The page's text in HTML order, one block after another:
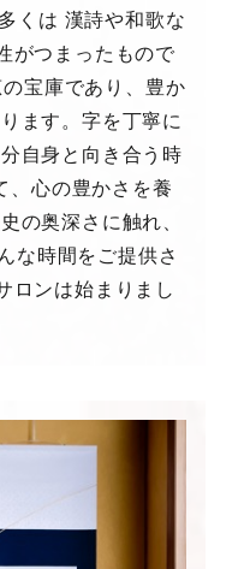
くは 漢詩や和歌な
がつまったもので
宝庫であり、豊か
ます。字を丁寧に
自身と向き合う時
、心の豊かさを養
の奥深さに触れ、
な時間をご提供さ
ロンは始まりまし